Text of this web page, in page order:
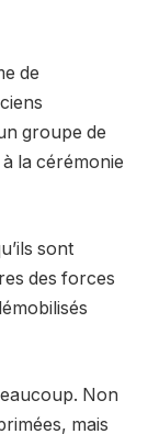
de
groupe de
la cérémonie
sont
des forces
Non
mais